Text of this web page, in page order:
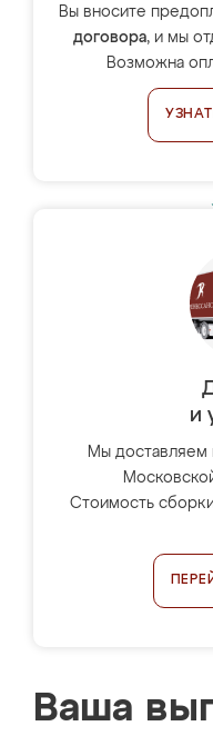
Вы вносите
договора, и мы
Возможна
и
Мы доставляем
Стоимость
Ваша